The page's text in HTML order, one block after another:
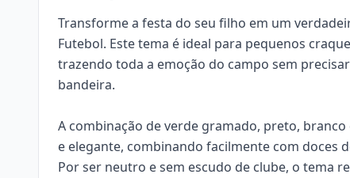
Transforme a festa do seu filho em um
Futebol. Este tema é ideal para pequenos
trazendo toda a emoção do campo sem
bandeira.
A combinação de verde gramado, preto,
e elegante, combinando facilmente com doces
Por ser neutro e sem escudo de clube, o tema